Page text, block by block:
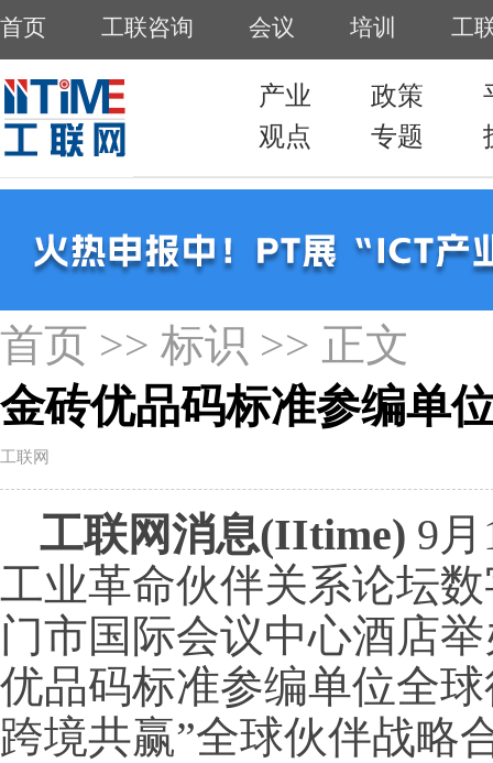
首页 >> 标识 >> 正文
金砖优品码标准参编单
工联网
工联网消息(IItime) 9
工业革命伙伴关系论坛
门市国际会议中心酒店
优品码标准参编单位全
跨境共赢”全球伙伴战略